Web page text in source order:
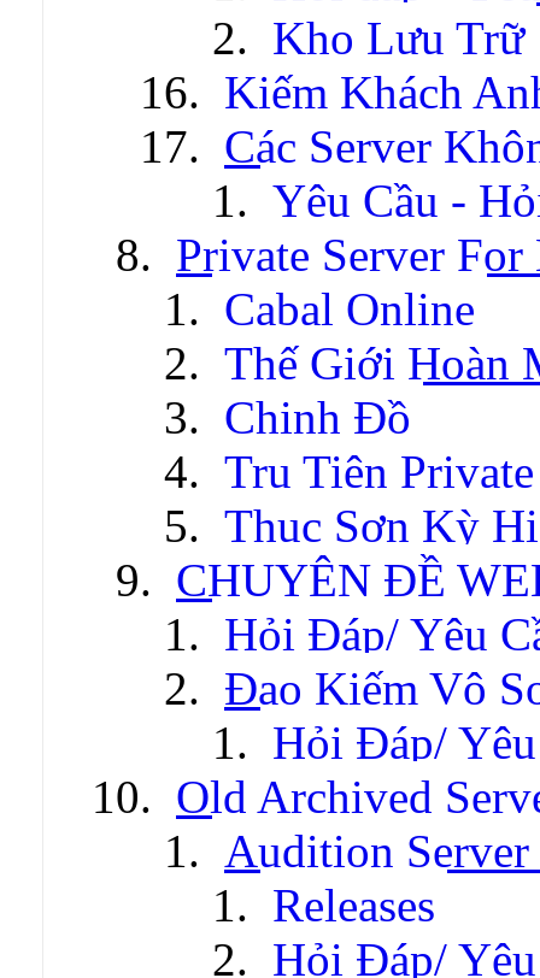
Kho Lưu Trữ
Kiếm Khách
Các Server
Yêu Cầu -
Private Server
Cabal Online
Thế Giới Hoàn
Chinh Đồ
Tru Tiên Private
Thục Sơn Kỳ
CHUYÊN ĐỀ
Hỏi Đáp/ Yêu
Đao Kiếm Vô
Hỏi Đáp/
Old Archived
Audition Server
Releases
Hỏi Đáp/